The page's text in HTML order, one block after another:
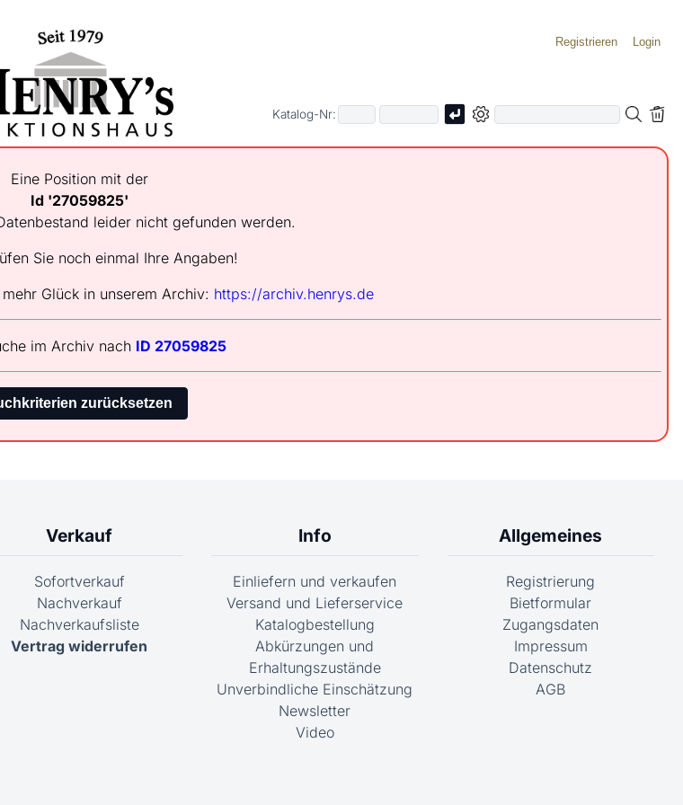
Registrieren Login
Katalog-Nr:
Eine Position mit der
Id '27059825'
leider nicht gefunden werden.
Sie noch einmal Ihre Angaben!
Glück in unserem Archiv: https://archiv.henrys.de
im Archiv nach ID 27059825
Verkauf
Sofortverkauf
Nachverkauf
Nachverkaufsliste
Vertrag widerrufen
Info
Einliefern und verkaufen
Versand und Lieferservice
Katalogbestellung
Abkürzungen und
Erhaltungszustände
Unverbindliche Einschätzung
Newsletter
Video
Allgemeines
Registrierung
Bietformular
Zugangsdaten
Impressum
Datenschutz
AGB